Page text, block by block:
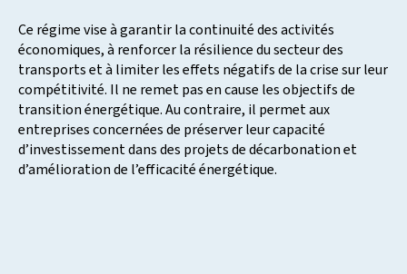
Ce régime vise à garantir la continuité des activités
économiques, à renforcer la résilience du secteur des
transports et à limiter les effets négatifs de la crise sur leur
compétitivité. Il ne remet pas en cause les objectifs de
transition énergétique. Au contraire, il permet aux
entreprises concernées de préserver leur capacité
d’investissement dans des projets de décarbonation et
d’amélioration de l’efficacité énergétique.